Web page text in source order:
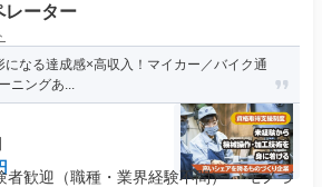
レーター
なる達成感×高収入！マイカー／バイク通
ニングあ...
者歓迎（職種・業界経験不問） ・モノづ